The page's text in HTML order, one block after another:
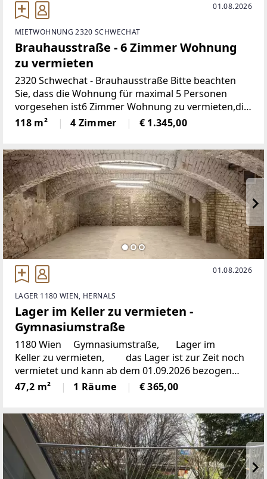
01.08.2026
MIETWOHNUNG 2320 SCHWECHAT
Brauhausstraße - 6 Zimmer Wohnung
zu vermieten
2320 Schwechat - Brauhausstraße Bitte beachten
Sie, dass die Wohnung für maximal 5 Personen
vorgesehen ist6 Zimmer Wohnung zu vermieten,die
Wohnung ist ab sofort verfügbar,befindet sich im
Erdgeschoss, 118
118 m² 4 Zimmer € 1.345,00
01.08.2026
LAGER 1180 WIEN, HERNALS
Lager im Keller zu vermieten -
Gymnasiumstraße
1180 Wien Gymnasiumstraße, Lager im
Keller zu vermieten, das Lager ist zur Zeit noch
vermietet und kann ab dem 01.09.2026 bezogen
werden,der
47,2 m² 1 Räume € 365,00